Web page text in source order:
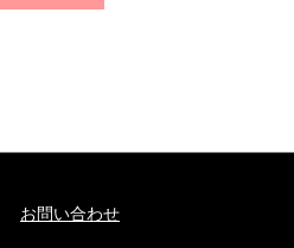
お問い合わせ